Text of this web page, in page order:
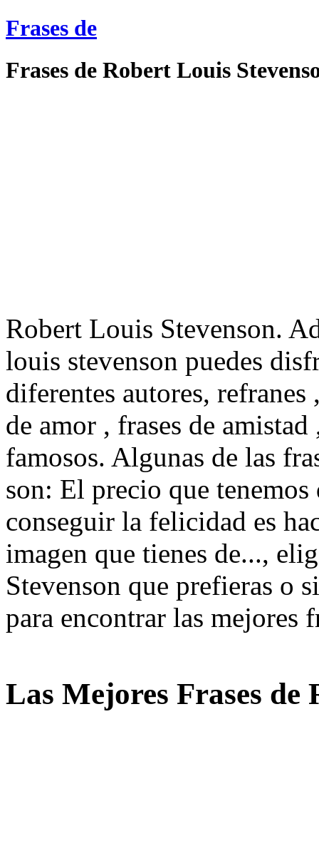
Frases de
Frases de Robert Louis
Robert Louis Stevenson.
louis stevenson puedes
diferentes autores,
de amor , frases de
famosos. Algunas de las
son: El precio que
conseguir la felicidad es
imagen que tienes de...,
Stevenson que prefieras o
para encontrar las mejores
Las Mejores Frases de